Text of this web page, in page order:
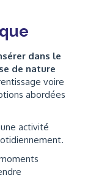
dans le
de nature
voire
abordées
activité